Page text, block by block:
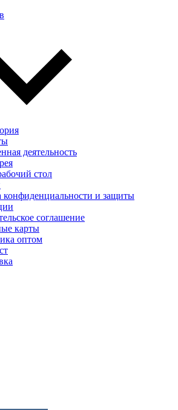
деятельность
стол
конфиденциальности и защиты
соглашение
карты
оптом